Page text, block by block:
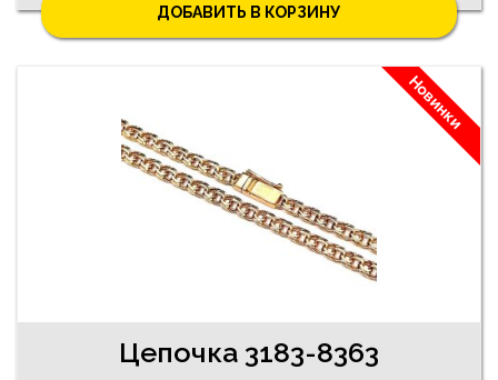
ДОБАВИТЬ В КОРЗИНУ
Новинки
Цепочка 3183-8363